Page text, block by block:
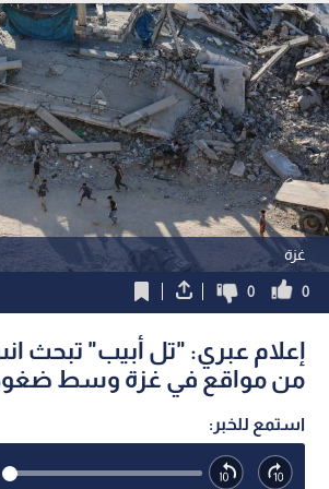
غزة
0
0
إعلام عبري: "تل أبيب" تبحث
من مواقع في غزة وسط
استمع للخبر: